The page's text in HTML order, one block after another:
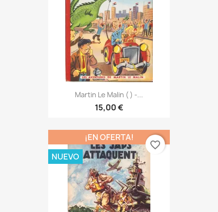
Martin Le Malin ( ) -...
15,00 €
¡EN OFERTA!
NUEVO
favorite_border